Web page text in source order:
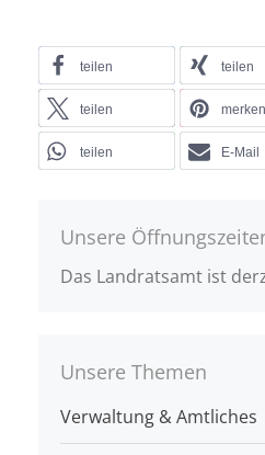
teilen teilen
teilen merken
teilen E-Mail
Unsere
Das Landratsamt ist
Unsere Themen
Verwaltung & Amtliches